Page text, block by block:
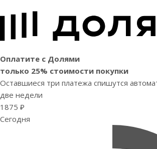
Оплатите с Долями
только 25% стоимости покупки
Оставшиеся три платежа спишутся
две недели
1875 ₽
Сегодня